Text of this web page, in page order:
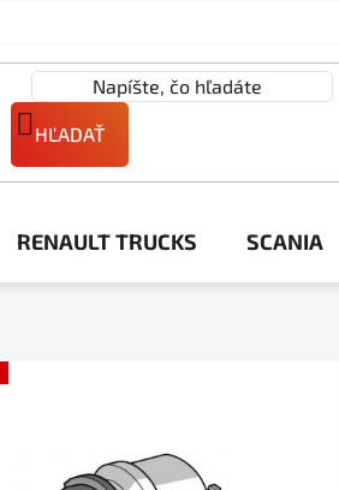
HĽADAŤ
RENAULT TRUCKS SCANIA